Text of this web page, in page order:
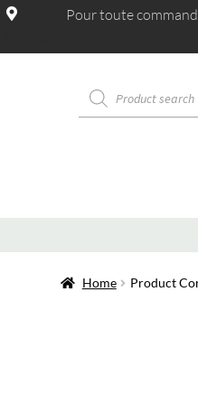
Pour toute
Home Product